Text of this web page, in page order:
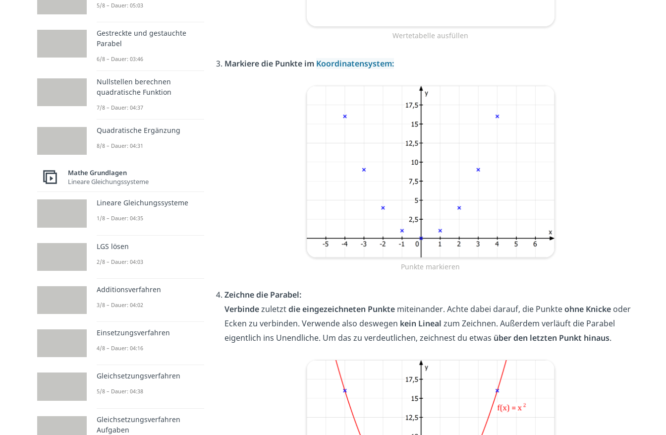
Wertetabelle ausfüllen
Markiere die Punkte im Koordinatensystem:
Punkte markieren
Zeichne die Parabel:
Verbindezuletztdie eingezeichneten Punkte miteinander. Achte dabei darauf, die Punkteohne Knickeoder
Ecken zu verbinden. Verwende also deswegen kein Lineal zum Zeichnen. Außerdem verläuft die Parabel
eigentlich ins Unendliche. Um das zu verdeutlichen, zeichnest du etwas über den letzten Punkt hinaus.
5/8 – Dauer: 05:03
Gestreckte und gestauchte
Parabel
6/8 – Dauer: 03:46
Nullstellen berechnen
quadratische Funktion
7/8 – Dauer: 04:37
Quadratische Ergänzung
8/8 – Dauer: 04:31
Mathe Grundlagen
Lineare Gleichungssysteme
Lineare Gleichungssysteme
1/8 – Dauer: 04:35
LGS lösen
2/8 – Dauer: 04:03
Additionsverfahren
3/8 – Dauer: 04:02
Einsetzungsverfahren
4/8 – Dauer: 04:16
Gleichsetzungsverfahren
5/8 – Dauer: 04:38
Gleichsetzungsverfahren
Aufgaben